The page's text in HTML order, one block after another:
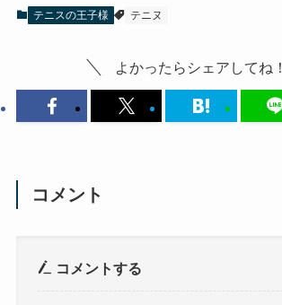
テニスの王子様 テニヌ
よかったらシェアしてね！
コメント
コメントする